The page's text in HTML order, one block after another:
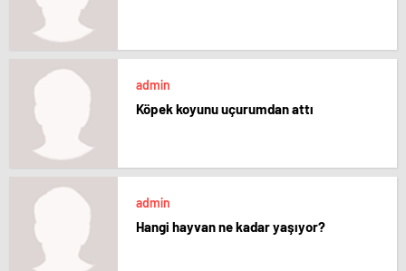
admin
Köpek koyunu uçurumdan attı
admin
Hangi hayvan ne kadar yaşıyor?